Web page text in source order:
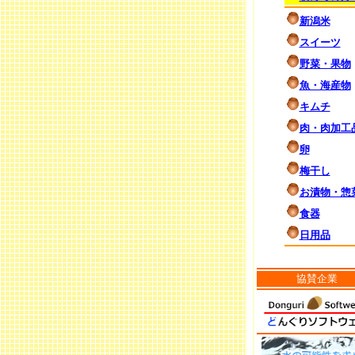
新潟米
スイーツ
野菜・果物
魚・海産物
キムチ
肉・肉加工
卵
梅干し
お漬物・惣
食器
日用品
協賛企業